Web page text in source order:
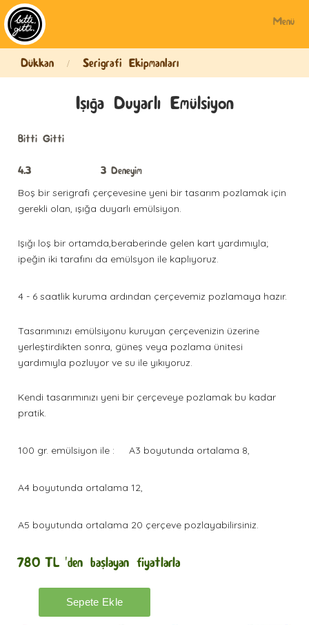
Menü
Dükkan / Serigrafi Ekipmanları
Işığa Duyarlı Emülsiyon
Bitti Gitti
4.3 3 Deneyim
Boş bir serigrafi çerçevesine yeni bir tasarım pozlamak için
gerekli olan, ışığa duyarlı emülsiyon.
Işığı loş bir ortamda,beraberinde gelen kart yardımıyla;
ipeğin iki tarafını da emülsyon ile kaplıyoruz.
4 - 6 saatlik kuruma ardından çerçevemiz pozlamaya hazır.
Tasarımınızı emülsiyonu kuruyan çerçevenizin üzerine
yerleştirdikten sonra, güneş veya pozlama ünitesi
yardımıyla pozluyor ve su ile yıkıyoruz.
Kendi tasarımınızı yeni bir çerçeveye pozlamak bu kadar
pratik.
100 gr. emülsiyon ile : A3 boyutunda ortalama 8,
A4 boyutunda ortalama 12,
A5 boyutunda ortalama 20 çerçeve pozlayabilirsiniz.
780 TL 'den başlayan fiyatlarla